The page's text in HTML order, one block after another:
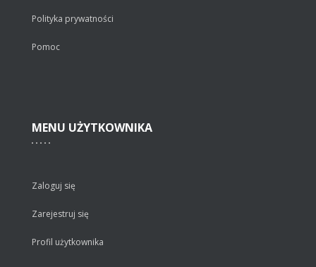
Polityka prywatności
Pomoc
MENU UŻYTKOWNIKA
Zaloguj się
Zarejestruj się
Profil użytkownika